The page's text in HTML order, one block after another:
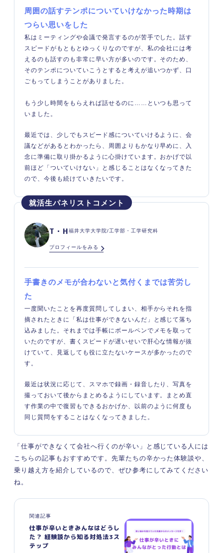
周囲の話すテンポについていけなかった時期は
つらい思いをした
私はミーティングや会議で発言するのが苦手でした。話す
スピードがもともとゆっくりなのですが、私の会社には考
えるのも話すのも非常に早い方が多いのです。そのため、
そのテンポについていこうとすると考えが追いつかず、口
ごもってしまうことがありました。
もう少し時間をもらえれば話せるのに……といつも思って
いました。
最近では、少しでもスピード感についていけるように、会
議などがあるとわかったら、周囲よりもかなり早めに、入
念に準備に取り掛かるように心掛けています。おかげで以
前ほど「ついていけない」と感じることはなくなってきた
ので、今後も続けていきたいです。
T・H福井大学大学院/工学部・工学研究科
プロフィールをみる
手書きのメモが合わないと気付くまでは苦労し
た
一度聞いたことを再度質問してしまい、相手からそれを指
摘されたときに「私は仕事ができないんだ」と感じて落ち
込みました。それまでは手帳にボールペンでメモを取って
いたのですが、書くスピードが遅いせいで肝心な情報が抜
けていて、見返しても役に立たないケースが多かったので
す。
最近は状況に応じて、スマホで録画・録音したり、写真を
撮っておいて後からまとめるようにしています。まとめ直
す作業の中で復習もできるおかげか、以前のように何度も
同じ質問をすることはなくなってきました。
「仕事ができなくて会社へ行くのが辛い」と感じている人には
こちらの記事もおすすめです。先輩たちの辛かった体験談や、
乗り越え方を紹介しているので、ぜひ参考にしてみてください
ね。
関連記事
仕事が辛いときみんなはどうし
た？ 経験談から知る対処法3ス
テップ